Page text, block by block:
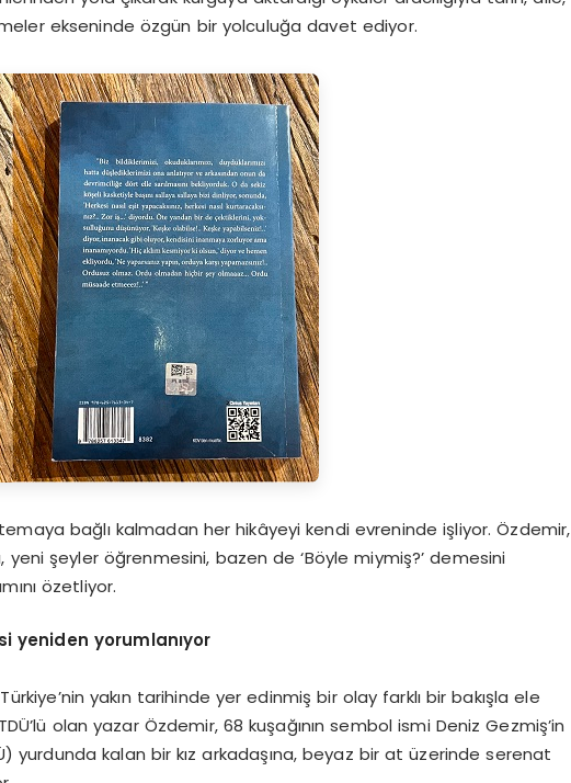
ekseninde özgün bir yolculuğa davet ediyor.
bağlı kalmadan her hikâyeyi kendi evreninde işliyor. Özdemir,
yeni şeyler öğrenmesini, bazen de ‘Böyle miymiş?’ demesini
özetliyor.
yeniden yorumlanıyor
yakın tarihinde yer edinmiş bir olay farklı bir bakışla ele
olan yazar Özdemir, 68 kuşağının sembol ismi Deniz Gezmiş’in
yurdunda kalan bir kız arkadaşına, beyaz bir at üzerinde serenat